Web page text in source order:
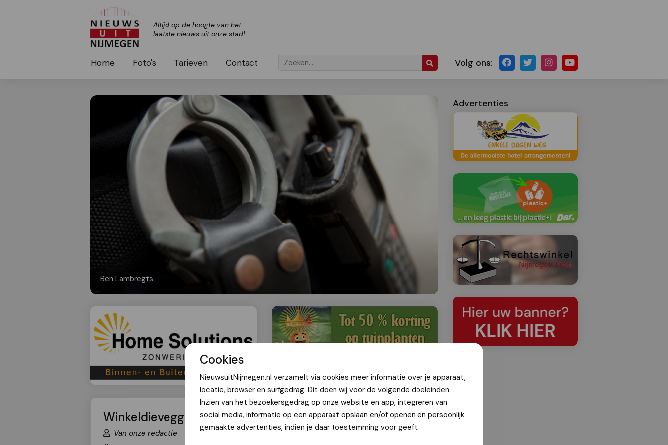
Cookies
NieuwsuitNijmegen.nl verzamelt via cookies meer informatie over je apparaat,
locatie, browser en surfgedrag. Dit doen wij voor de volgende doeleinden:
Inzien van het bezoekersgedrag op onze website en app, integreren van
social media, informatie op een apparaat opslaan en/of openen en persoonlijk
gemaakte advertenties, indien je daar toestemming voor geeft.
Altijd op de hoogte van het
laatste nieuws uit onze stad!
Home Foto's Tarieven Contact Volg ons:
Ben Lambregts
Winkeldievegge krabt beveiliger in gezicht
Van onze redactie
Advertenties